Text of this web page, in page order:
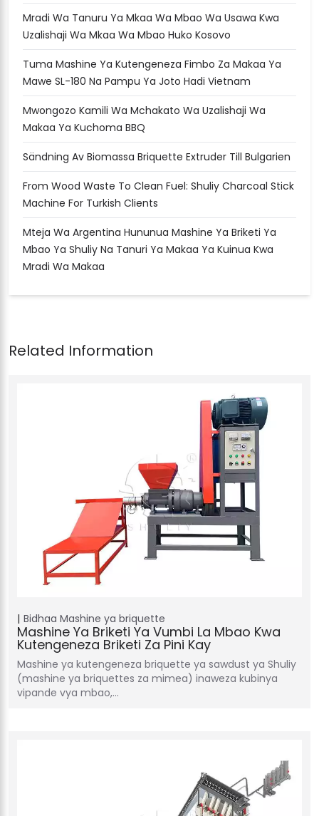
Mradi Wa Tanuru Ya Mkaa Wa Mbao Wa Usawa Kwa
Uzalishaji Wa Mkaa Wa Mbao Huko Kosovo
Tuma Mashine Ya Kutengeneza Fimbo Za Makaa Ya
Mawe SL-180 Na Pampu Ya Joto Hadi Vietnam
Mwongozo Kamili Wa Mchakato Wa Uzalishaji Wa
Makaa Ya Kuchoma BBQ
Sändning Av Biomassa Briquette Extruder Till Bulgarien
From Wood Waste To Clean Fuel: Shuliy Charcoal Stick
Machine For Turkish Clients
Mteja Wa Argentina Hununua Mashine Ya Briketi Ya
Mbao Ya Shuliy Na Tanuri Ya Makaa Ya Kuinua Kwa
Mradi Wa Makaa
Bidhaa Mashine ya briquette
Mashine Ya Briketi Ya Vumbi La Mbao Kwa
Kutengeneza Briketi Za Pini Kay
Mashine ya kutengeneza briquette ya sawdust ya Shuliy
(mashine ya briquettes za mimea) inaweza kubinya
vipande vya mbao,…